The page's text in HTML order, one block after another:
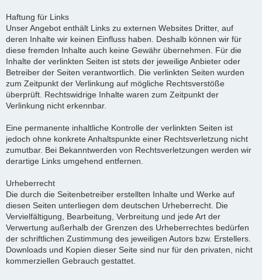
Haftung für Links
Unser Angebot enthält Links zu externen Websites Dritter, auf
deren Inhalte wir keinen Einfluss haben. Deshalb können wir für
diese fremden Inhalte auch keine Gewähr übernehmen. Für die
Inhalte der verlinkten Seiten ist stets der jeweilige Anbieter oder
Betreiber der Seiten verantwortlich. Die verlinkten Seiten wurden
zum Zeitpunkt der Verlinkung auf mögliche Rechtsverstöße
überprüft. Rechtswidrige Inhalte waren zum Zeitpunkt der
Verlinkung nicht erkennbar.
Eine permanente inhaltliche Kontrolle der verlinkten Seiten ist
jedoch ohne konkrete Anhaltspunkte einer Rechtsverletzung nicht
zumutbar. Bei Bekanntwerden von Rechtsverletzungen werden wir
derartige Links umgehend entfernen.
Urheberrecht
Die durch die Seitenbetreiber erstellten Inhalte und Werke auf
diesen Seiten unterliegen dem deutschen Urheberrecht. Die
Vervielfältigung, Bearbeitung, Verbreitung und jede Art der
Verwertung außerhalb der Grenzen des Urheberrechtes bedürfen
der schriftlichen Zustimmung des jeweiligen Autors bzw. Erstellers.
Downloads und Kopien dieser Seite sind nur für den privaten, nicht
kommerziellen Gebrauch gestattet.